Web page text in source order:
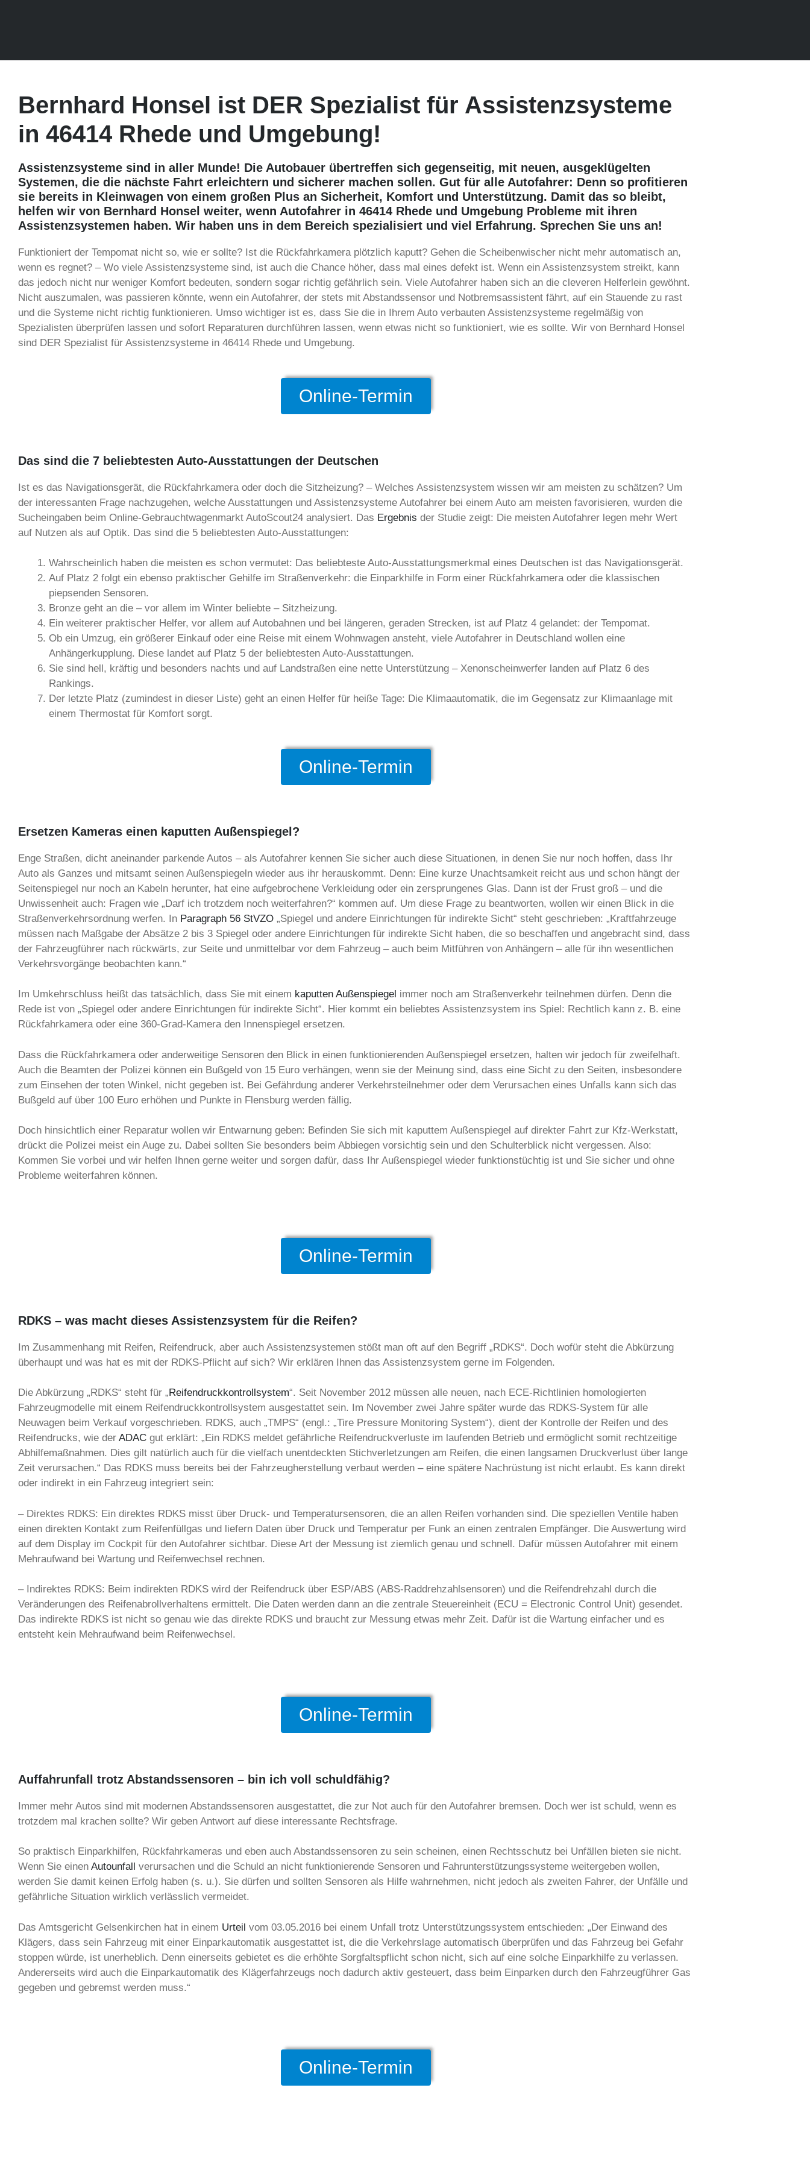
Bernhard Honsel ist DER Spezialist für Assistenzsysteme
in 46414 Rhede und Umgebung!
Assistenzsysteme sind in aller Munde! Die Autobauer übertreffen sich gegenseitig, mit neuen, ausgeklügelten
Systemen, die die nächste Fahrt erleichtern und sicherer machen sollen. Gut für alle Autofahrer: Denn so profitieren
sie bereits in Kleinwagen von einem großen Plus an Sicherheit, Komfort und Unterstützung. Damit das so bleibt,
helfen wir von Bernhard Honsel weiter, wenn Autofahrer in 46414 Rhede und Umgebung Probleme mit ihren
Assistenzsystemen haben. Wir haben uns in dem Bereich spezialisiert und viel Erfahrung. Sprechen Sie uns an!
Funktioniert der Tempomat nicht so, wie er sollte? Ist die Rückfahrkamera plötzlich kaputt? Gehen die Scheibenwischer nicht mehr automatisch an,
wenn es regnet? – Wo viele Assistenzsysteme sind, ist auch die Chance höher, dass mal eines defekt ist. Wenn ein Assistenzsystem streikt, kann
das jedoch nicht nur weniger Komfort bedeuten, sondern sogar richtig gefährlich sein. Viele Autofahrer haben sich an die cleveren Helferlein gewöhnt.
Nicht auszumalen, was passieren könnte, wenn ein Autofahrer, der stets mit Abstandssensor und Notbremsassistent fährt, auf ein Stauende zu rast
und die Systeme nicht richtig funktionieren. Umso wichtiger ist es, dass Sie die in Ihrem Auto verbauten Assistenzsysteme regelmäßig von
Spezialisten überprüfen lassen und sofort Reparaturen durchführen lassen, wenn etwas nicht so funktioniert, wie es sollte. Wir von Bernhard Honsel
sind DER Spezialist für Assistenzsysteme in 46414 Rhede und Umgebung.
Online-Termin
Das sind die 7 beliebtesten Auto-Ausstattungen der Deutschen
Ist es das Navigationsgerät, die Rückfahrkamera oder doch die Sitzheizung? – Welches Assistenzsystem wissen wir am meisten zu schätzen? Um
der interessanten Frage nachzugehen, welche Ausstattungen und Assistenzsysteme Autofahrer bei einem Auto am meisten favorisieren, wurden die
Sucheingaben beim Online-Gebrauchtwagenmarkt AutoScout24 analysiert. Das Ergebnis der Studie zeigt: Die meisten Autofahrer legen mehr Wert
auf Nutzen als auf Optik. Das sind die 5 beliebtesten Auto-Ausstattungen:
Wahrscheinlich haben die meisten es schon vermutet: Das beliebteste Auto-Ausstattungsmerkmal eines Deutschen ist das Navigationsgerät.
Auf Platz 2 folgt ein ebenso praktischer Gehilfe im Straßenverkehr: die Einparkhilfe in Form einer Rückfahrkamera oder die klassischen
piepsenden Sensoren.
Bronze geht an die – vor allem im Winter beliebte – Sitzheizung.
Ein weiterer praktischer Helfer, vor allem auf Autobahnen und bei längeren, geraden Strecken, ist auf Platz 4 gelandet: der Tempomat.
Ob ein Umzug, ein größerer Einkauf oder eine Reise mit einem Wohnwagen ansteht, viele Autofahrer in Deutschland wollen eine
Anhängerkupplung. Diese landet auf Platz 5 der beliebtesten Auto-Ausstattungen.
Sie sind hell, kräftig und besonders nachts und auf Landstraßen eine nette Unterstützung – Xenonscheinwerfer landen auf Platz 6 des
Rankings.
Der letzte Platz (zumindest in dieser Liste) geht an einen Helfer für heiße Tage: Die Klimaautomatik, die im Gegensatz zur Klimaanlage mit
einem Thermostat für Komfort sorgt.
Online-Termin
Ersetzen Kameras einen kaputten Außenspiegel?
Enge Straßen, dicht aneinander parkende Autos – als Autofahrer kennen Sie sicher auch diese Situationen, in denen Sie nur noch hoffen, dass Ihr
Auto als Ganzes und mitsamt seinen Außenspiegeln wieder aus ihr herauskommt. Denn: Eine kurze Unachtsamkeit reicht aus und schon hängt der
Seitenspiegel nur noch an Kabeln herunter, hat eine aufgebrochene Verkleidung oder ein zersprungenes Glas. Dann ist der Frust groß – und die
Unwissenheit auch: Fragen wie „Darf ich trotzdem noch weiterfahren?“ kommen auf. Um diese Frage zu beantworten, wollen wir einen Blick in die
Straßenverkehrsordnung werfen. In Paragraph 56 StVZO „Spiegel und andere Einrichtungen für indirekte Sicht“ steht geschrieben: „Kraftfahrzeuge
müssen nach Maßgabe der Absätze 2 bis 3 Spiegel oder andere Einrichtungen für indirekte Sicht haben, die so beschaffen und angebracht sind, dass
der Fahrzeugführer nach rückwärts, zur Seite und unmittelbar vor dem Fahrzeug – auch beim Mitführen von Anhängern – alle für ihn wesentlichen
Verkehrsvorgänge beobachten kann.“
Im Umkehrschluss heißt das tatsächlich, dass Sie mit einem kaputten Außenspiegel immer noch am Straßenverkehr teilnehmen dürfen. Denn die
Rede ist von „Spiegel oder andere Einrichtungen für indirekte Sicht“. Hier kommt ein beliebtes Assistenzsystem ins Spiel: Rechtlich kann z. B. eine
Rückfahrkamera oder eine 360-Grad-Kamera den Innenspiegel ersetzen.
Dass die Rückfahrkamera oder anderweitige Sensoren den Blick in einen funktionierenden Außenspiegel ersetzen, halten wir jedoch für zweifelhaft.
Auch die Beamten der Polizei können ein Bußgeld von 15 Euro verhängen, wenn sie der Meinung sind, dass eine Sicht zu den Seiten, insbesondere
zum Einsehen der toten Winkel, nicht gegeben ist. Bei Gefährdung anderer Verkehrsteilnehmer oder dem Verursachen eines Unfalls kann sich das
Bußgeld auf über 100 Euro erhöhen und Punkte in Flensburg werden fällig.
Doch hinsichtlich einer Reparatur wollen wir Entwarnung geben: Befinden Sie sich mit kaputtem Außenspiegel auf direkter Fahrt zur Kfz-Werkstatt,
drückt die Polizei meist ein Auge zu. Dabei sollten Sie besonders beim Abbiegen vorsichtig sein und den Schulterblick nicht vergessen. Also:
Kommen Sie vorbei und wir helfen Ihnen gerne weiter und sorgen dafür, dass Ihr Außenspiegel wieder funktionstüchtig ist und Sie sicher und ohne
Probleme weiterfahren können.
Online-Termin
RDKS – was macht dieses Assistenzsystem für die Reifen?
Im Zusammenhang mit Reifen, Reifendruck, aber auch Assistenzsystemen stößt man oft auf den Begriff „RDKS“. Doch wofür steht die Abkürzung
überhaupt und was hat es mit der RDKS-Pflicht auf sich? Wir erklären Ihnen das Assistenzsystem gerne im Folgenden.
Die Abkürzung „RDKS“ steht für „Reifendruckkontrollsystem“. Seit November 2012 müssen alle neuen, nach ECE-Richtlinien homologierten
Fahrzeugmodelle mit einem Reifendruckkontrollsystem ausgestattet sein. Im November zwei Jahre später wurde das RDKS-System für alle
Neuwagen beim Verkauf vorgeschrieben. RDKS, auch „TMPS“ (engl.: „Tire Pressure Monitoring System“), dient der Kontrolle der Reifen und des
Reifendrucks, wie der ADAC gut erklärt: „Ein RDKS meldet gefährliche Reifendruckverluste im laufenden Betrieb und ermöglicht somit rechtzeitige
Abhilfemaßnahmen. Dies gilt natürlich auch für die vielfach unentdeckten Stichverletzungen am Reifen, die einen langsamen Druckverlust über lange
Zeit verursachen.“ Das RDKS muss bereits bei der Fahrzeugherstellung verbaut werden – eine spätere Nachrüstung ist nicht erlaubt. Es kann direkt
oder indirekt in ein Fahrzeug integriert sein:
– Direktes RDKS: Ein direktes RDKS misst über Druck- und Temperatursensoren, die an allen Reifen vorhanden sind. Die speziellen Ventile haben
einen direkten Kontakt zum Reifenfüllgas und liefern Daten über Druck und Temperatur per Funk an einen zentralen Empfänger. Die Auswertung wird
auf dem Display im Cockpit für den Autofahrer sichtbar. Diese Art der Messung ist ziemlich genau und schnell. Dafür müssen Autofahrer mit einem
Mehraufwand bei Wartung und Reifenwechsel rechnen.
– Indirektes RDKS: Beim indirekten RDKS wird der Reifendruck über ESP/ABS (ABS-Raddrehzahlsensoren) und die Reifendrehzahl durch die
Veränderungen des Reifenabrollverhaltens ermittelt. Die Daten werden dann an die zentrale Steuereinheit (ECU = Electronic Control Unit) gesendet.
Das indirekte RDKS ist nicht so genau wie das direkte RDKS und braucht zur Messung etwas mehr Zeit. Dafür ist die Wartung einfacher und es
entsteht kein Mehraufwand beim Reifenwechsel.
Online-Termin
Auffahrunfall trotz Abstandssensoren – bin ich voll schuldfähig?
Immer mehr Autos sind mit modernen Abstandssensoren ausgestattet, die zur Not auch für den Autofahrer bremsen. Doch wer ist schuld, wenn es
trotzdem mal krachen sollte? Wir geben Antwort auf diese interessante Rechtsfrage.
So praktisch Einparkhilfen, Rückfahrkameras und eben auch Abstandssensoren zu sein scheinen, einen Rechtsschutz bei Unfällen bieten sie nicht.
Wenn Sie einen Autounfall verursachen und die Schuld an nicht funktionierende Sensoren und Fahrunterstützungssysteme weitergeben wollen,
werden Sie damit keinen Erfolg haben (s. u.). Sie dürfen und sollten Sensoren als Hilfe wahrnehmen, nicht jedoch als zweiten Fahrer, der Unfälle und
gefährliche Situation wirklich verlässlich vermeidet.
Das Amtsgericht Gelsenkirchen hat in einem Urteil vom 03.05.2016 bei einem Unfall trotz Unterstützungssystem entschieden: „Der Einwand des
Klägers, dass sein Fahrzeug mit einer Einparkautomatik ausgestattet ist, die die Verkehrslage automatisch überprüfen und das Fahrzeug bei Gefahr
stoppen würde, ist unerheblich. Denn einerseits gebietet es die erhöhte Sorgfaltspflicht schon nicht, sich auf eine solche Einparkhilfe zu verlassen.
Andererseits wird auch die Einparkautomatik des Klägerfahrzeugs noch dadurch aktiv gesteuert, dass beim Einparken durch den Fahrzeugführer Gas
gegeben und gebremst werden muss.“
Online-Termin